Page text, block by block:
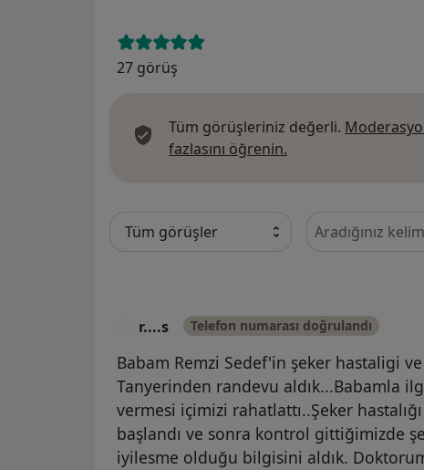
27 görüş
Tüm görüşleriniz değerli.
fazlasını öğrenin.
Görüşler
r....s Telefon numarası doğrulandı
Babam Remzi Sedef'in şeker hastaligi
Tanyerinden randevu aldık...Babamla
vermesi içimizi rahatlattı..Şeker
başlandı ve sonra kontrol gittiğimizde
iyilesme olduğu bilgisini aldık.